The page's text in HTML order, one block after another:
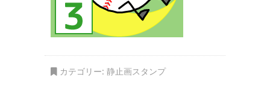
カテゴリー: 静止画スタンプ